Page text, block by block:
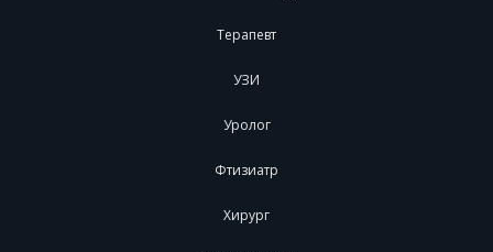
Терапевт
УЗИ
Уролог
Фтизиатр
Хирург